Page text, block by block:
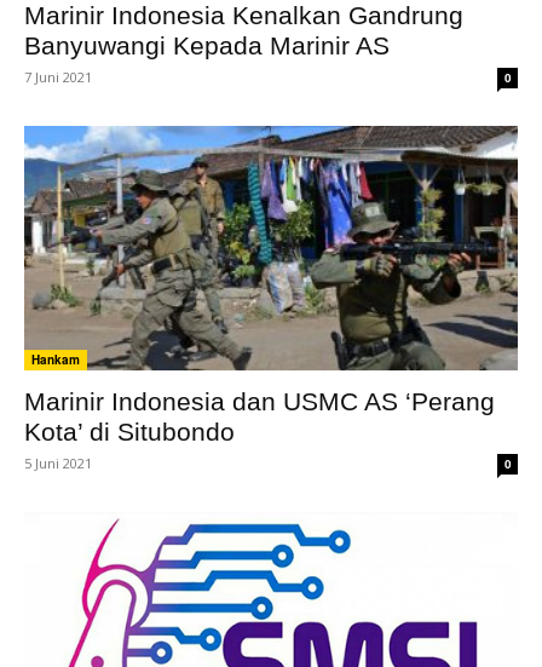
Marinir Indonesia Kenalkan Gandrung
Banyuwangi Kepada Marinir AS
7 Juni 2021 0
Hankam
Marinir Indonesia dan USMC AS ‘Perang
Kota’ di Situbondo
5 Juni 2021 0